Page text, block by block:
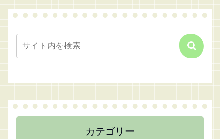
カテゴリー